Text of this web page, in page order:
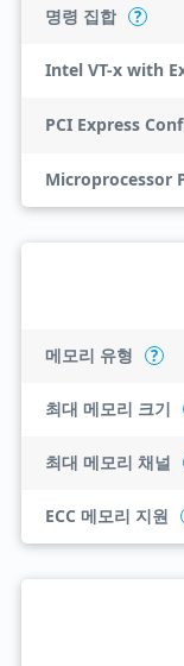
명령 집합 ?
메모리 유형 ?
최대 메모리 크기
최대 메모리 채널
ECC 메모리 지원